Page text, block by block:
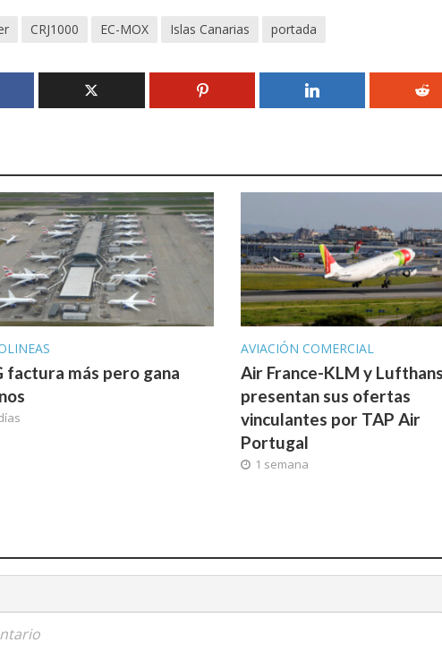
CRJ1000 EC-MOX Islas Canarias portada
factura más pero gana
AVIACIÓN COMERCIAL
Air France-KLM y
presentan sus ofertas
vinculantes por TAP Air
Portugal
1 semana